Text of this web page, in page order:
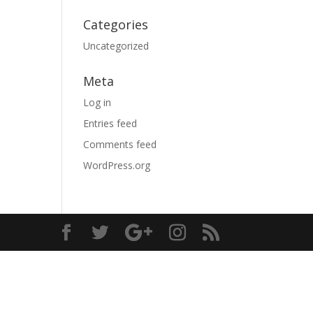
Categories
Uncategorized
Meta
Log in
Entries feed
Comments feed
WordPress.org